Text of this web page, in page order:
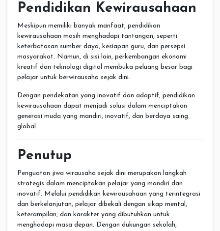
Pendidikan Kewirausahaan
Meskipun memiliki banyak manfaat, pendidikan
kewirausahaan masih menghadapi tantangan, seperti
keterbatasan sumber daya, kesiapan guru, dan persepsi
masyarakat. Namun, di sisi lain, perkembangan ekonomi
kreatif dan teknologi digital membuka peluang besar bagi
pelajar untuk berwirausaha sejak dini.
Dengan pendekatan yang inovatif dan adaptif, pendidikan
kewirausahaan dapat menjadi solusi dalam menciptakan
generasi muda yang mandiri, inovatif, dan berdaya saing
global.
Penutup
Penguatan jiwa wirausaha sejak dini merupakan langkah
strategis dalam menciptakan pelajar yang mandiri dan
inovatif. Melalui pendidikan kewirausahaan yang terintegrasi
dan berkelanjutan, pelajar dibekali dengan sikap mental,
keterampilan, dan karakter yang dibutuhkan untuk
menghadapi masa depan. Dengan dukungan sekolah,